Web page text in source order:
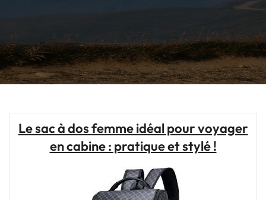
Le sac à dos femme idéal pour voyager
en cabine : pratique et stylé !